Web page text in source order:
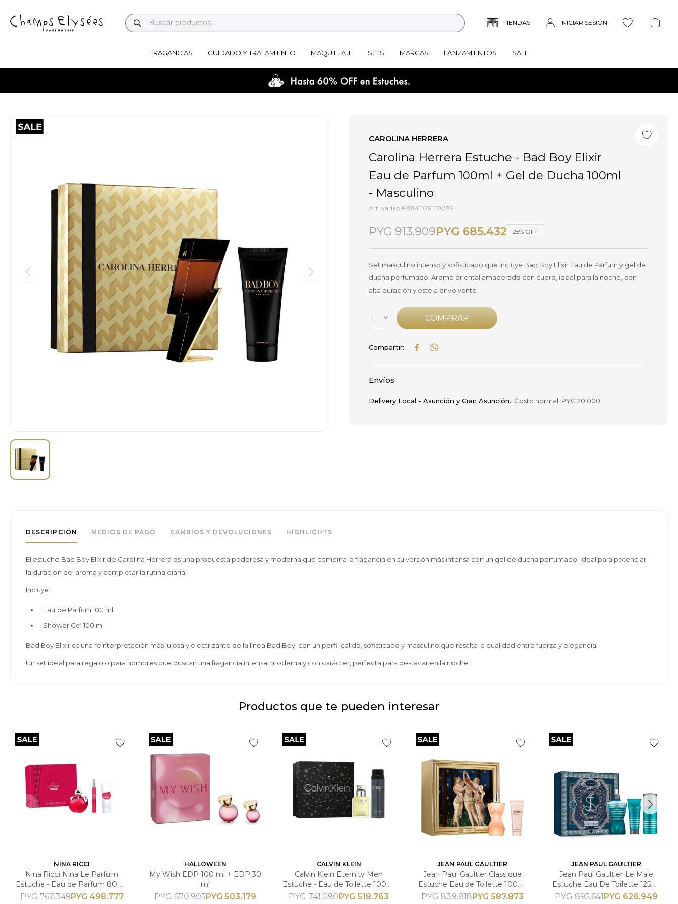
FRAGANCIAS CUIDADO Y TRATAMIENTO MAQUILLAJE SETS MARCAS LANZAMIENTOS SALE
CAROLINA HERRERA
Carolina Herrera Estuche - Bad Boy Elixir
Eau de Parfum 100ml + Gel de Ducha 100ml
- Masculino
variable188411061110089
PYG 685.432
PYG 913.909 25
Set masculino intenso y sofisticado que incluye Bad Boy Elixir Eau de Parfum y gel de
ducha perfumado. Aroma oriental amaderado con cuero, ideal para la noche, con
alta duración y estela envolvente.
1 COMPRAR
 
Envíos
Delivery Local - Asunción y Gran Asunción.: Costo normal: PYG 20.000.
DESCRIPCIÓN MEDIOS DE PAGO CAMBIOS Y DEVOLUCIONES HIGHLIGHTS
El estuche Bad Boy Elixir de Carolina Herrera es una propuesta poderosa y moderna que combina la fragancia en su versión más intensa con un gel de ducha perfumado, ideal para potenciar
la duración del aroma y completar la rutina diaria.
Incluye:
Eau de Parfum 100 ml
Shower Gel 100 ml
Bad Boy Elixir es una reinterpretación más lujosa y electrizante de la línea Bad Boy, con un perfil cálido, sofisticado y masculino que resalta la dualidad entre fuerza y elegancia.
Un set ideal para regalo o para hombres que buscan una fragancia intensa, moderna y con carácter, perfecta para destacar en la noche.
Productos que te pueden interesar
NINA RICCI
Nina Ricci Nina Le Parfum
Estuche - Eau de Parfum 80 ml
+ 10ml + Loción Corporal 75ml -
PYG 498.777
PYG 767.349
HALLOWEEN
My Wish EDP 100 ml + EDP 30
ml
PYG 503.179
PYG 670.905
CALVIN KLEIN
Calvin Klein Eternity Men
Estuche - Eau de Toilette 100ml
+ Spray Desodorante 150ml -
PYG 518.763
PYG 741.090
JEAN PAUL GAULTIER
Jean Paul Gaultier Classique
Estuche Eau de Toilette 100ml
+ Loción Corporal 75ml -
PYG 587.873
PYG 839.818
JEAN PAUL GAULTIER
Jean Paul Gaultier Le Male
Estuche Eau De Toilette 125ml
+ Gel de Ducha 75ml +
PYG 626.949
PYG 895.641